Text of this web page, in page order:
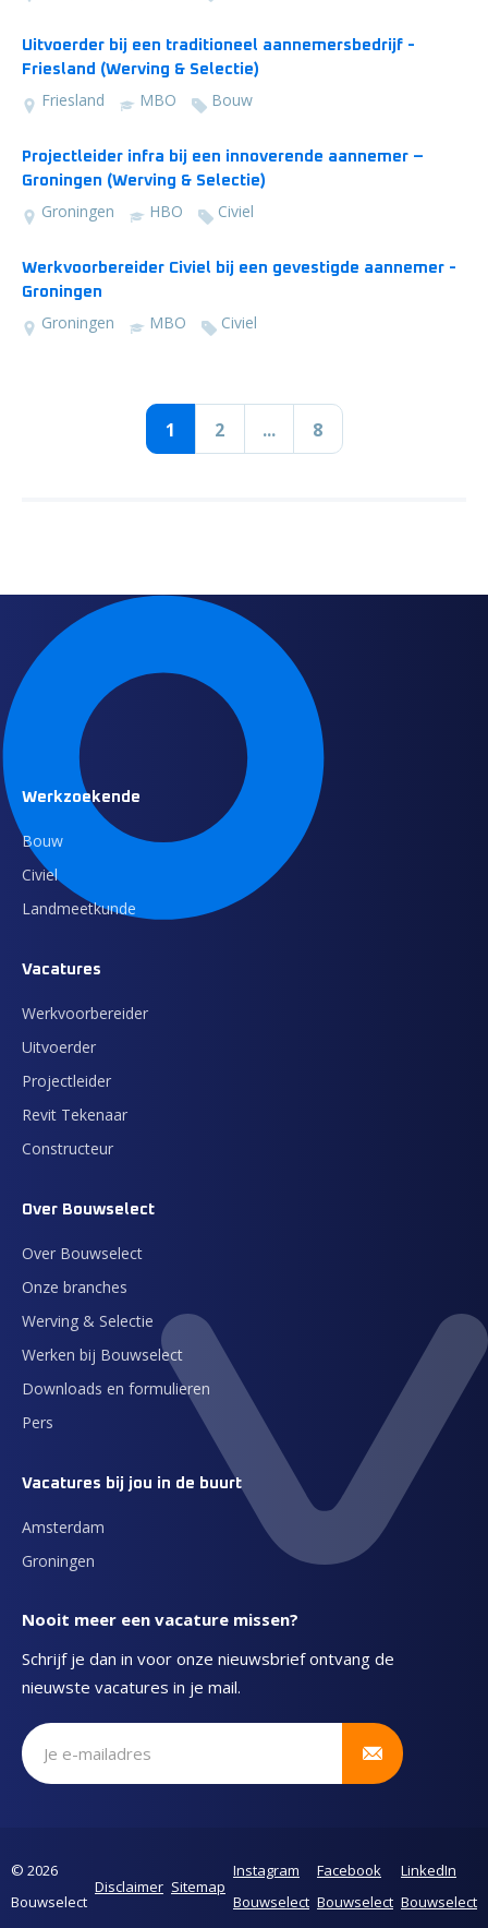
Uitvoerder bij een traditioneel aannemersbedrijf -
Friesland (Werving & Selectie)
Friesland MBO Bouw
Projectleider infra bij een innoverende aannemer –
Groningen (Werving & Selectie)
Groningen HBO Civiel
Werkvoorbereider Civiel bij een gevestigde aannemer -
Groningen
Groningen MBO Civiel
1 2 ... 8
Werkzoekende
Bouw
Civiel
Landmeetkunde
Vacatures
Werkvoorbereider
Uitvoerder
Projectleider
Revit Tekenaar
Constructeur
Over Bouwselect
Over Bouwselect
Onze branches
Werving & Selectie
Werken bij Bouwselect
Downloads en formulieren
Pers
Vacatures bij jou in de buurt
Amsterdam
Groningen
Nooit meer een vacature missen?
Schrijf je dan in voor onze nieuwsbrief ontvang de
nieuwste vacatures in je mail.
Schrijf je in voor onze nieuwsbrief
© 2026
Bouwselect
Disclaimer Sitemap
Instagram
Bouwselect
Facebook
Bouwselect
LinkedIn
Bouwselect